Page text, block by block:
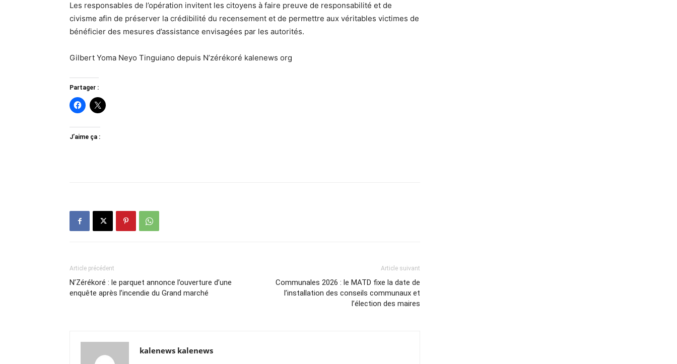
Les responsables de l’opération invitent les citoyens à faire preuve de responsabilité et de
civisme afin de préserver la crédibilité du recensement et de permettre aux véritables victimes de
bénéficier des mesures d’assistance envisagées par les autorités.
Gilbert Yoma Neyo Tinguiano depuis N’zérékoré kalenews org
Partager :
J’aime ça :
Article précédent
N’Zérékoré : le parquet annonce l’ouverture d’une
enquête après l’incendie du Grand marché
Article suivant
Communales 2026 : le MATD fixe la date de
l’installation des conseils communaux et
l’élection des maires
kalenews kalenews